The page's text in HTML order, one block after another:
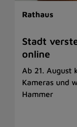
Rathaus
Stadt
online
Ab 21. August
Kameras und
Hammer